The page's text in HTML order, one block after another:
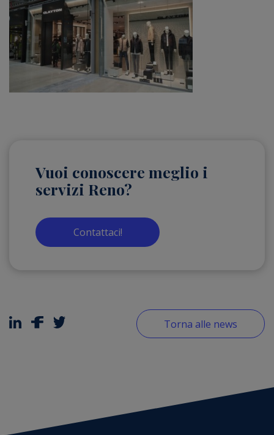
Vuoi conoscere meglio i
servizi Reno?
Contattaci!
Torna alle news